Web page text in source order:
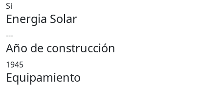
Si
Energia Solar
---
Año de construcción
1945
Equipamiento